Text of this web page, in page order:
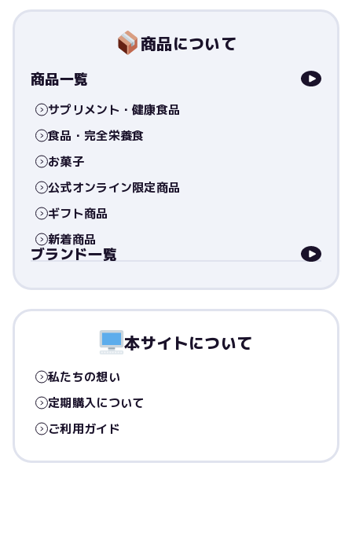
商品について
商品一覧
サプリメント・健康食品
食品・完全栄養食
お菓子
公式オンライン限定商品
ギフト商品
新着商品
ブランド一覧
本サイトについて
私たちの想い
定期購入について
ご利用ガイド